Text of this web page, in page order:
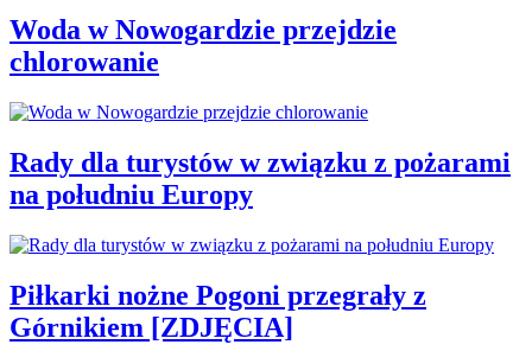
Woda w Nowogardzie przejdzie
chlorowanie
Rady dla turystów w związku z pożarami
na południu Europy
Piłkarki nożne Pogoni przegrały z
Górnikiem [ZDJĘCIA]